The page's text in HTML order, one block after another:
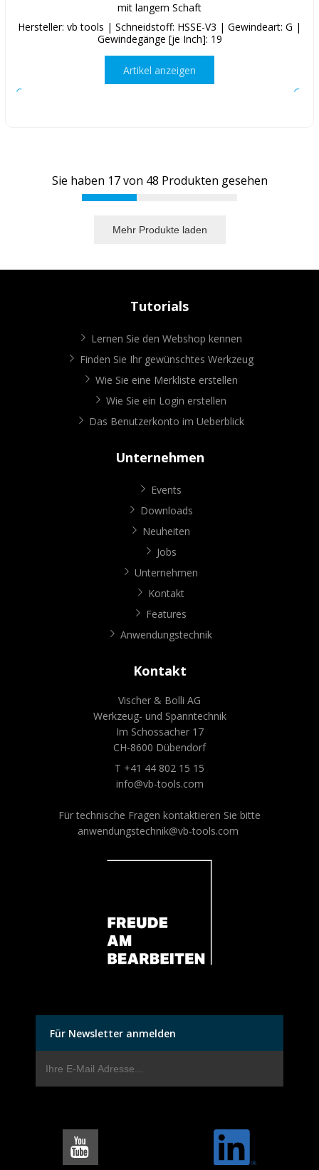
mit langem Schaft
Hersteller: vb tools | Schneidstoff: HSSE-V3 | Gewindeart: G |
Gewindegänge [je Inch]: 19
Artikel anzeigen
Sie haben 17von 48 Produkten gesehen
Mehr Produkte laden
Tutorials
Lernen Sie den Webshop kennen
Finden Sie Ihr gewünschtes Werkzeug
Wie Sie eine Merkliste erstellen
Wie Sie ein Login erstellen
Das Benutzerkonto im Ueberblick
Unternehmen
Events
Downloads
Neuheiten
Jobs
Unternehmen
Kontakt
Features
Anwendungstechnik
Kontakt
Vischer & Bolli AG
Werkzeug- und Spanntechnik
Im Schossacher 17
CH-8600 Dübendorf
T +41 44 802 15 15
info@vb-tools.com
Für technische Fragen kontaktieren Sie bitte
anwendungstechnik@vb-tools.com
Für Newsletter anmelden